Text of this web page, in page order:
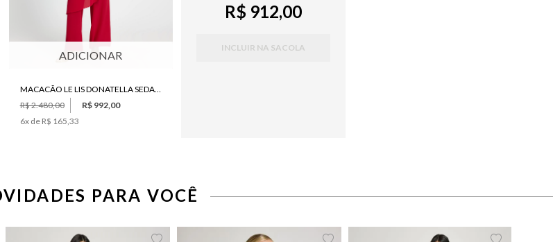
ADICIONAR
MACACÃO LE LIS DONATELLA SEDA FEMININO
R$ 2.480,00
R$ 992,00
6x de R$ 165,33
R$ 912,00
INCLUIR NA SACOLA
PARA VOCÊ